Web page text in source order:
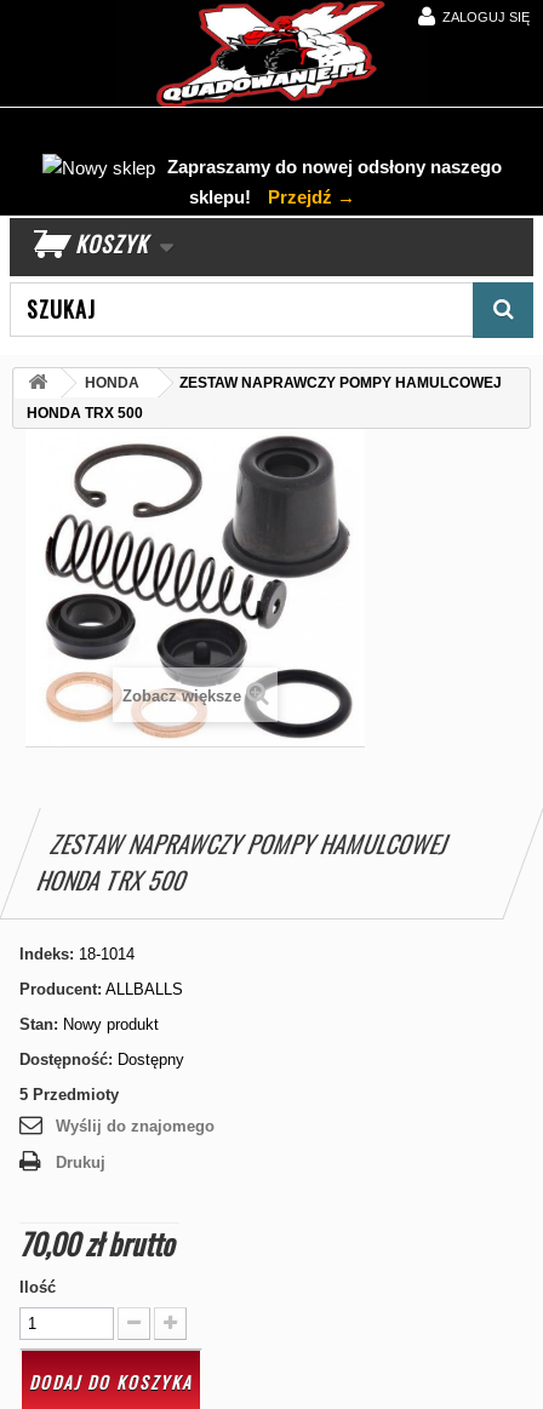
ZALOGUJ SIĘ
Zapraszamy do nowej odsłony naszego
sklepu!
Przejdź →
KOSZYK
HONDA
ZESTAW NAPRAWCZY POMPY HAMULCOWEJ
HONDA TRX 500
Zobacz większe
ZESTAW NAPRAWCZY POMPY HAMULCOWEJ
HONDA TRX 500
Indeks: 18-1014
Producent: ALLBALLS
Stan: Nowy produkt
Dostępność: Dostępny
5 Przedmioty
Wyślij do znajomego
Drukuj
70,00 złbrutto
Ilość
DODAJ DO KOSZYKA